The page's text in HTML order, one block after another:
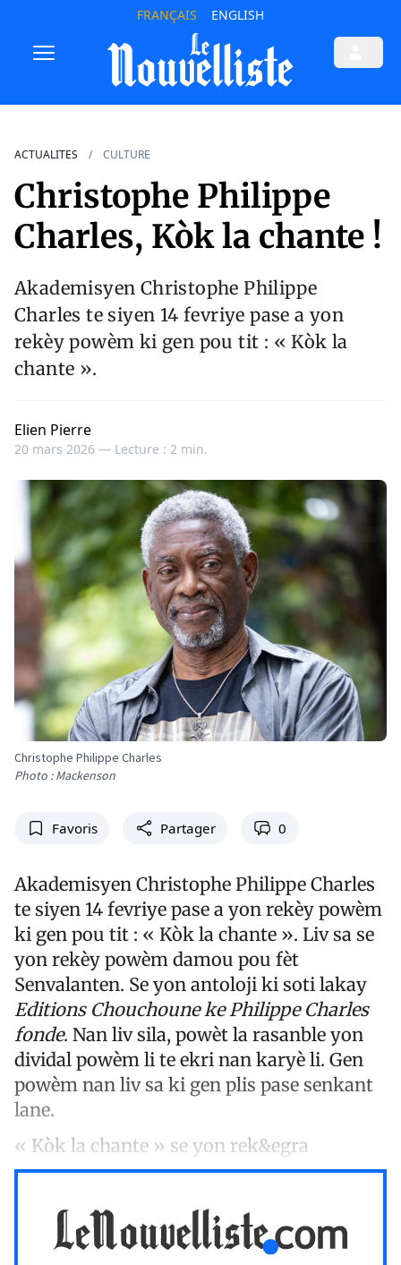
FRANÇAIS ENGLISH
ACTUALITES CULTURE
Christophe Philippe
Charles, Kòk la chante !
Akademisyen Christophe Philippe
Charles te siyen 14 fevriye pase a yon
rekèy powèm ki gen pou tit : « Kòk la
chante ».
Elien Pierre
20 mars 2026 — Lecture : 2 min.
Christophe Philippe Charles
Photo : Mackenson
Favoris Partager 0
Akademisyen Christophe Philippe Charles
te siyen 14 fevriye pase a yon rekèy powèm
ki gen pou tit : « Kòk la chante ». Liv sa se
yon rekèy powèm damou pou fèt
Senvalanten. Se yon antoloji ki soti lakay
Editions Chouchoune ke Philippe Charles
fonde. Nan liv sila, powèt la rasanble yon
dividal powèm li te ekri nan karyè li. Gen
powèm nan liv sa ki gen plis pase senkant
lane.
« Kòk la chante » se yon rek&egra